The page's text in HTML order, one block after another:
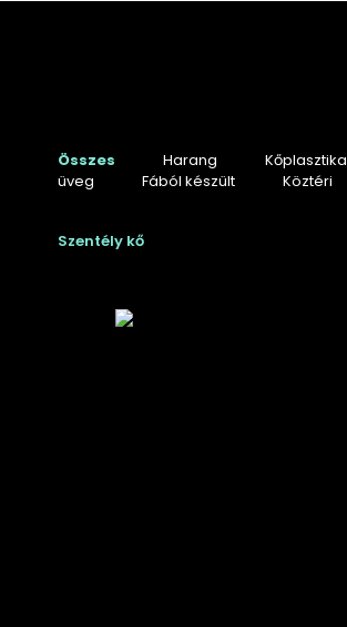
Összes Harang Kőplasztika
üveg
Fából készült Köztéri
Szentély kő